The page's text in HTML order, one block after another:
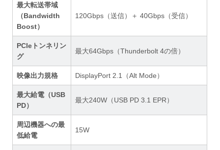
最大転送帯域
（Bandwidth
Boost）
120Gbps（送信）＋ 40Gbps（受信）
PCIeトンネリン
グ
最大64Gbps（Thunderbolt 4の倍）
映像出力規格 DisplayPort 2.1（Alt Mode）
最大給電（USB
PD）
最大240W（USB PD 3.1 EPR）
周辺機器への最
低給電
15W